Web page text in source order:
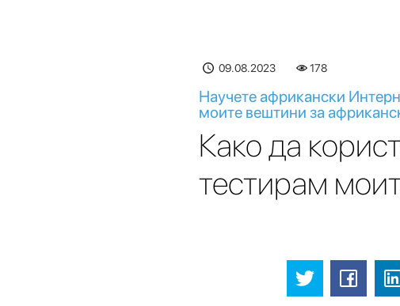
09.08.2023 178
Научете африкански
моите вештини за
Како да
тестирам